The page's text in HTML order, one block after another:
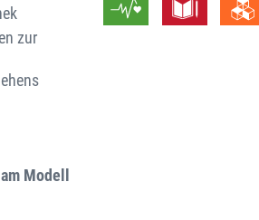
zur
am Modell